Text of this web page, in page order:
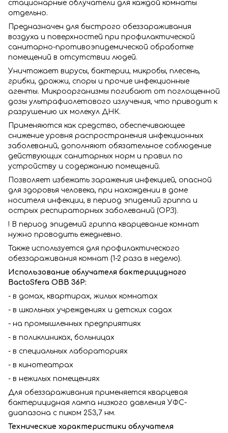
стационарные облучатели для каждой комнаты
отдельно.
Предназначен для быстрого обеззараживания
воздуха и поверхностей при профилактической
санитарно-противоэпидемической обработке
помещений в отсутствии людей.
Уничтожает вирусы, бактерии, микробы, плесень,
грибки, дрожжи, споры и прочие инфекционные
агенты. Микроорганизмы погибают от поглощенной
дозы ультрафиолетового излучения, что приводит к
разрушению их молекул ДНК.
Применяются как средство, обеспечивающее
снижение уровня распространения инфекционных
заболеваний, дополняют обязательное соблюдение
действующих санитарных норм и правил по
устройству и содержанию помещений.
Позволяет избежать заражения инфекцией, опасной
для здоровья человека, при нахождении в доме
носителя инфекции, в период эпидемий гриппа и
острых респираторных заболеваний (ОРЗ).
! В период эпидемий гриппа кварцевание комнат
нужно проводить ежедневно.
Также используется для профилактического
обеззараживания комнат (1-2 раза в неделю).
Использование облучателя бактерицидного
BactoSfera OBB 36P:
- в домах, квартирах, жилых комнатах
- в школьных учреждениях и детских садах
- на промышленных предприятиях
- в поликлиниках, больницах
- в специальных лабораториях
- в кинотеатрах
- в нежилых помещениях
Для обеззараживания применяется кварцевая
бактерицидная лампа низкого давления УФС-
диапазона с пиком 253,7 нм.
Технические характеристики облучателя